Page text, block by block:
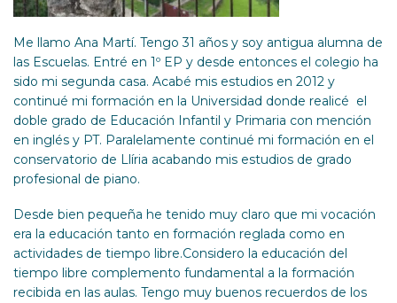
Me llamo Ana Martí. Tengo 31 años y soy antigua alumna de
las Escuelas. Entré en 1º EP y desde entonces el colegio ha
sido mi segunda casa. Acabé mis estudios en 2012 y
continué mi formación en la Universidad donde realicé el
doble grado de Educación Infantil y Primaria con mención
en inglés y PT. Paralelamente continué mi formación en el
conservatorio de Llíria acabando mis estudios de grado
profesional de piano.
Desde bien pequeña he tenido muy claro que mi vocación
era la educación tanto en formación reglada como en
actividades de tiempo libre.Considero la educación del
tiempo libre complemento fundamental a la formación
recibida en las aulas. Tengo muy buenos recuerdos de los